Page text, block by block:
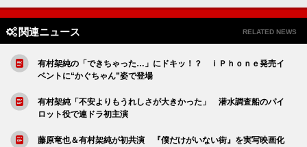
関連ニュース RELATED NEWS
有村架純の「できちゃった…」にドキッ！？ ｉＰｈｏｎｅ発売イ
ベントに“かぐちゃん”姿で登場
有村架純「不安よりもうれしさが大きかった」 潜水調査船のパイ
ロット役で連ドラ初主演
藤原竜也＆有村架純が初共演 『僕だけがいない街』を実写映画化